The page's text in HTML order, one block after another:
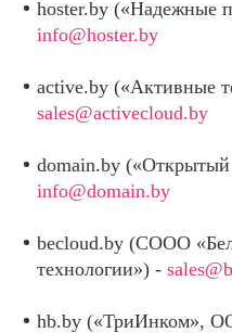
hoster.by («Надежные
info@hoster.by
active.by («Активные
sales@activecloud.by
domain.by
info@domain.by
becloud.by (СООО
технологии») -
hb.by («ТриИнком»,